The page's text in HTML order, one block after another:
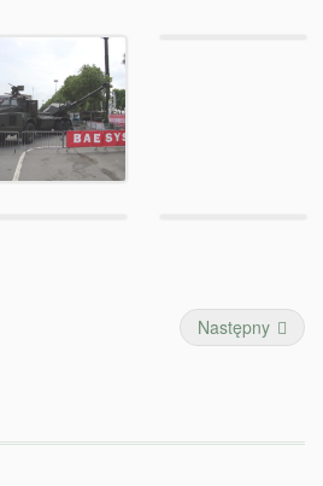
Następny